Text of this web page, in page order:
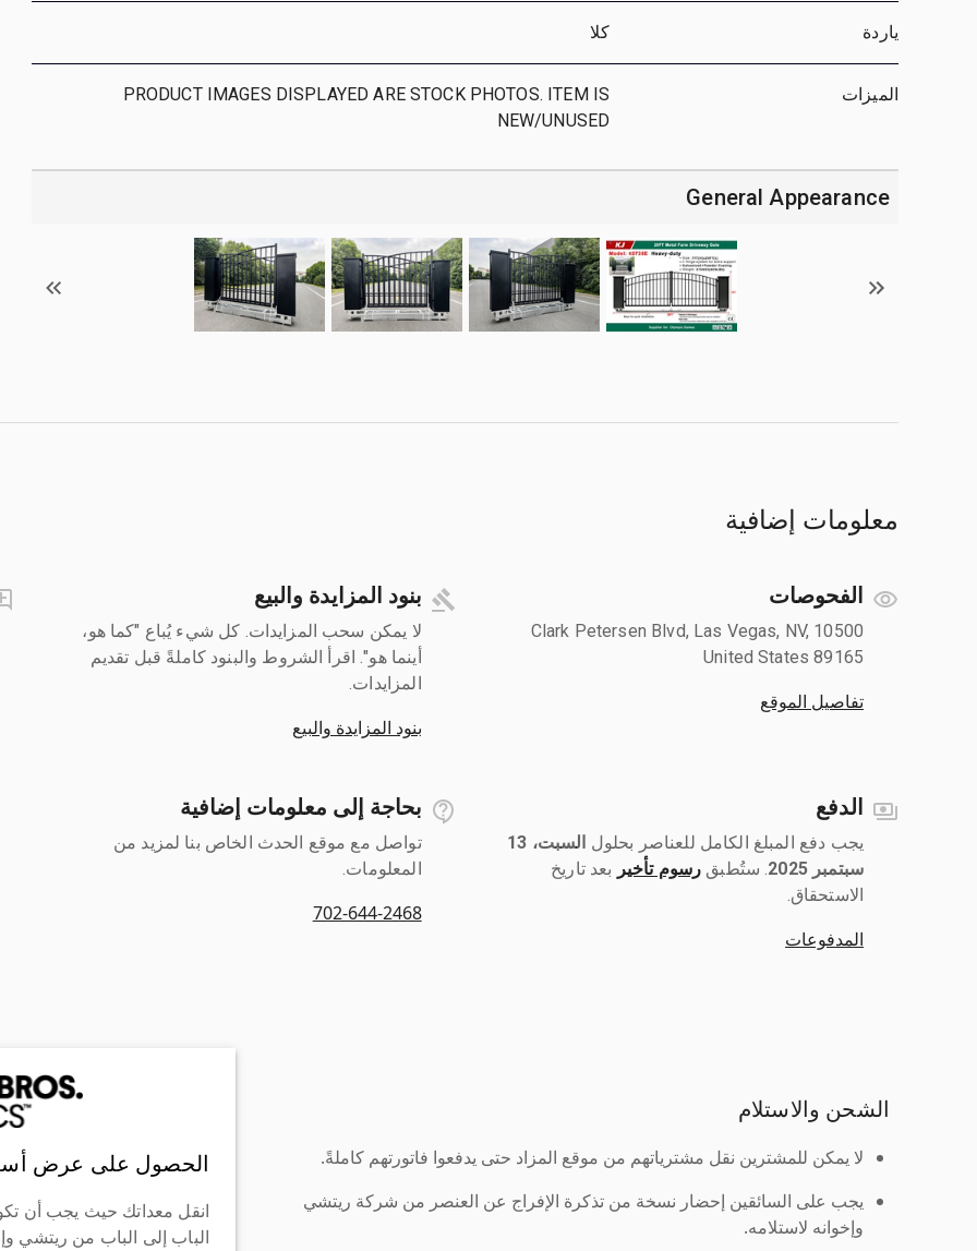
ياردة كلا
الميزات
PRODUCT IMAGES DISPLAYED ARE STOCK PHOTOS. ITEM IS
NEW/UNUSED
General Appearance
معلومات إضافية
الفحوصات
10500 Clark Petersen Blvd, Las Vegas, NV,
United States 89165
تفاصيل الموقع
بنود المزايدة والبيع
لا يمكن سحب المزايدات. كل شيء يُباع "كما هو،
أينما هو". اقرأ الشروط والبنود كاملةً قبل تقديم
المزايدات.
بنود المزايدة والبيع
الدفع
يجب دفع المبلغ الكامل للعناصر بحلول ‎
السبت، 13
سبتمبر 2025
‎. ستُطبق رسوم تأخير بعد تاريخ
الاستحقاق.
المدفوعات
بحاجة إلى معلومات إضافية
تواصل مع موقع الحدث الخاص بنا لمزيد من
المعلومات.
702-644-2468
الشحن والاستلام
لا يمكن للمشترين نقل مشترياتهم من موقع المزاد حتى يدفعوا فاتورتهم كاملةً.
يجب على السائقين إحضار نسخة من تذكرة الإفراج عن العنصر من شركة ريتشي
وإخوانه لاستلامه.
الحصول على عرض
انقل معداتك حيث يجب أن
الباب إلى الباب من ريتشي